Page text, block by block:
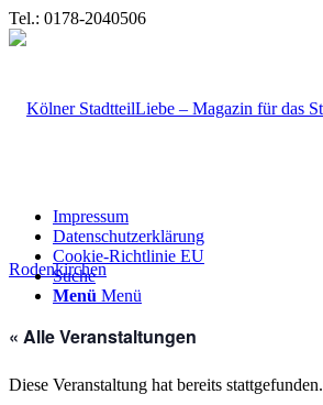
Tel.: 0178-2040506
Impressum
Datenschutzerklärung
Cookie-Richtlinie EU
Suche
Menü Menü
« Alle Veranstaltungen
Diese Veranstaltung hat bereits stattgefunden.